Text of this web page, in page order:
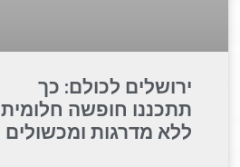
ירושלים לכולם: כך
תתכננו חופשה חלומית
ללא מדרגות ומכשולים